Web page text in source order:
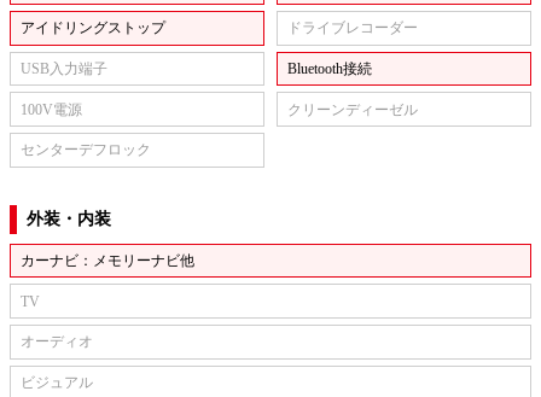
アイドリングストップ ドライブレコーダー
USB入力端子 Bluetooth接続
100V電源 クリーンディーゼル
センターデフロック
外装・内装
カーナビ：メモリーナビ他
TV
オーディオ
ビジュアル